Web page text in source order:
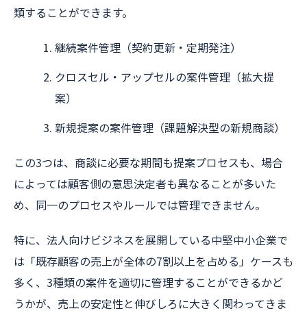
類することができます。
継続案件管理（契約更新・定期発注）
クロスセル・アップセルの案件管理（拡大提
案）
新規提案の案件管理（課題解決型の新規商談）
この3つは、商談に必要な期間も提案プロセスも、場合
によっては顧客側の意思決定者も異なることが多いた
め、同一のプロセスやルールでは管理できません。
特に、法人向けビジネスを展開している中堅中小企業で
は「既存顧客の売上が全体の7割以上を占める」ケースも
多く、3種類の案件を適切に管理することができるかど
うかが、売上の安定性と伸びしろに大きく関わってきま